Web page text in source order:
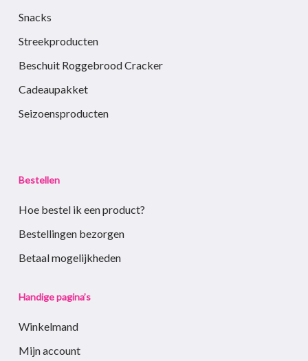
Snacks
Streekproducten
Beschuit Roggebrood Cracker
Cadeaupakket
Seizoensproducten
Bestellen
Hoe bestel ik een product?
Bestellingen bezorgen
Betaal mogelijkheden
Handige pagina’s
Winkelmand
Mijn account